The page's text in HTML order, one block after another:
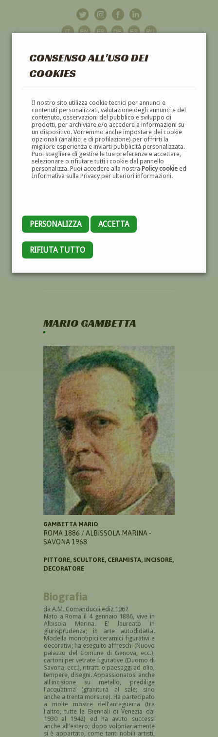
CONSENSO ALL'USO DEI
COOKIES
Il nostro sito utilizza cookie tecnici per annunci e
contenuti personalizzati, valutazione degli annunci e del
contenuto, osservazioni del pubblico e sviluppo di
prodotti, per archiviare e/o accedere a informazioni su
un dispositivo. Vorremmo anche impostare dei cookie
opzionali (analitici e di profilazione) per offrirti la
migliore esperienza e inviarti pubblicità personalizzata.
Puoi scegliere di gestire le tue preferenze e accettare,
selezionare o rifiutare tutti i cookie dal pannello
personalizza. Puoi accedere alla nostra Policy cookieed
Informativa sulla Privacy per ulteriori informazioni.
PERSONALIZZA ACCETTA
RIFIUTA TUTTO
GALLERIAD'ARTE
DIPINTI E SCULTURE '800 E '900
MARIO GAMBETTA
GAMBETTA MARIO
ROMA 1886 / ALBISSOLA MARINA -
SAVONA 1968
PITTORE, SCULTORE, CERAMISTA, INCISORE,
DECORATORE
Biografia
da A.M. Comanducci ediz 1962
Nato a Roma il 4 gennaio 1886, vive in
Albisola Marina. E' laureato in
giurisprudenza; in arte autodidatta.
Modella monotipici ceramici figurativi e
decorativi; ha eseguito affreschi (Nuovo
palazzo del Comune di Genova, ecc.),
cartoni per vetrate figurative (Duomo di
Savona, ecc.), ritratti e paesaggi ad olio,
tempere, disegni. Appassionatosi anche
all'incisione su metallo, predilige
l'acquatima (granitura al sale; sino
anche a trenta morsure). Ha partecipato
a molte mostre dell'anteguerra (tra
l'altro, tutte le Biennali di Venezia dal
1930 al 1942) ed ha avuto successi
anche all'estero; dopo volontariamente
si è appartato, come tanti nobili artisti,